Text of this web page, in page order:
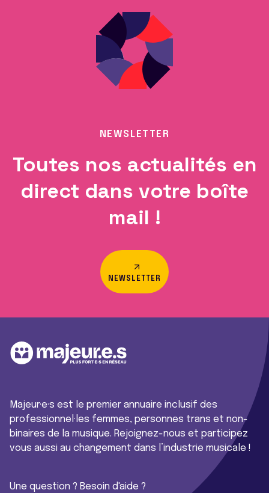
NEWSLETTER
Toutes nos actualités en
direct dans votre boîte
mail !
NEWSLETTER
Majeur·e·s est le premier annuaire inclusif des
professionnel·les femmes, personnes trans et non-
binaires de la musique. Rejoignez-nous et participez
vous aussi au changement dans l’industrie musicale !
Une question ? Besoin d'aide ?